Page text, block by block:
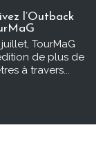
l’Outback
TourMaG
de plus de
à travers...